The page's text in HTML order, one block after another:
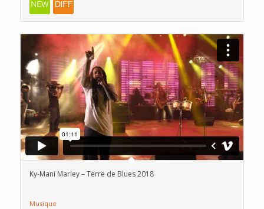
Ky-Mani Marley – Terre de Blues 2018
Musique